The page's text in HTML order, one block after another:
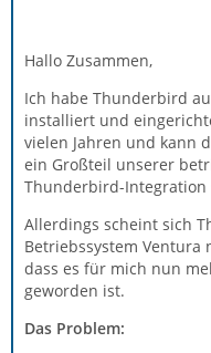
Hallo Zusammen,
Ich habe Thunderbird
installiert und
vielen Jahren und kann
ein Großteil unserer
Thunderbird-Integration
Allerdings scheint sich
Betriebssystem Ventura
dass es für mich nun
geworden ist.
Das Problem: